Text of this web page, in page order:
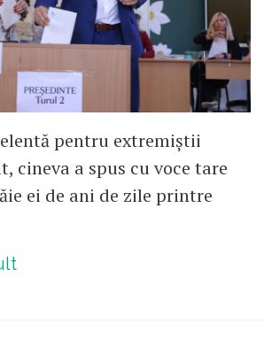
pentru extremiștii
cineva a spus cu voce tare
ei de ani de zile printre